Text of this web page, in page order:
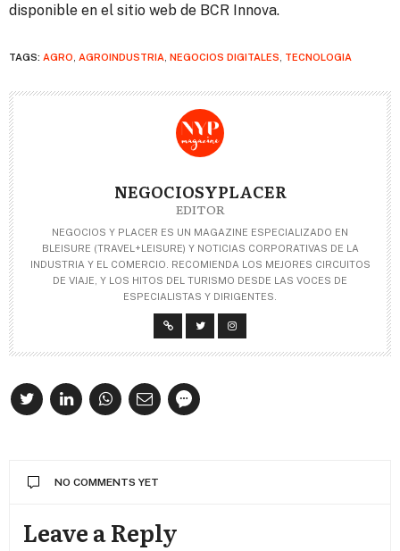
disponible en el sitio web de BCR Innova.
TAGS: AGRO, AGROINDUSTRIA, NEGOCIOS DIGITALES, TECNOLOGIA
NEGOCIOSYPLACER
EDITOR
NEGOCIOS Y PLACER ES UN MAGAZINE ESPECIALIZADO EN
BLEISURE (TRAVEL+LEISURE) Y NOTICIAS CORPORATIVAS DE LA
INDUSTRIA Y EL COMERCIO. RECOMIENDA LOS MEJORES CIRCUITOS
DE VIAJE, Y LOS HITOS DEL TURISMO DESDE LAS VOCES DE
ESPECIALISTAS Y DIRIGENTES.
NO COMMENTS YET
Leave a Reply